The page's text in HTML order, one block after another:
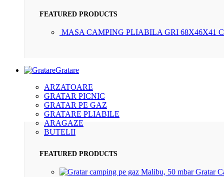
FEATURED PRODUCTS
MASA CAMPING PLIABILA GRI 68X46X41
Gratare
ARZATOARE
GRATAR PICNIC
GRATAR PE GAZ
GRATARE PLIABILE
ARAGAZE
BUTELII
FEATURED PRODUCTS
Gratar